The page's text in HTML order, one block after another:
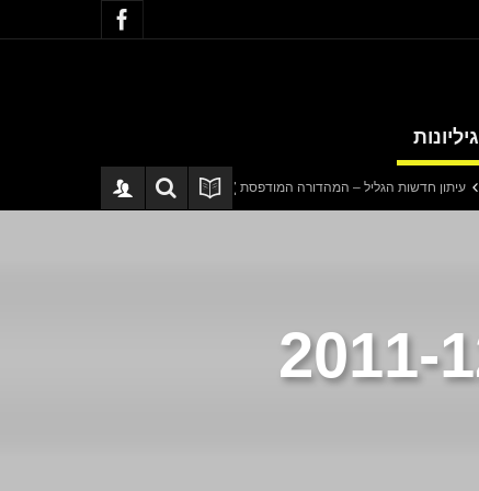
הגליל – המהדורה המודפסת | גליון 940 סערה בתיק להנגהל: עבודות
המדינה בכדורגל 2011-12